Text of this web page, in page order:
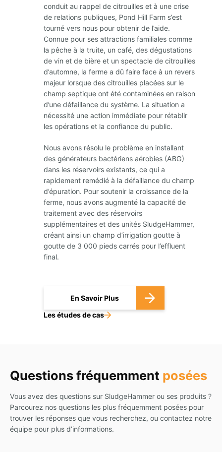
conduit au rappel de citrouilles et à une crise
de relations publiques, Pond Hill Farm s’est
tourné vers nous pour obtenir de l’aide.
Connue pour ses attractions familiales comme
la pêche à la truite, un café, des dégustations
de vin et de bière et un spectacle de citrouilles
d’automne, la ferme a dû faire face à un revers
majeur lorsque des citrouilles placées sur le
champ septique ont été contaminées en raison
d’une défaillance du système. La situation a
nécessité une action immédiate pour rétablir
les opérations et la confiance du public.
Nous avons résolu le problème en installant
des générateurs bactériens aérobies (ABG)
dans les réservoirs existants, ce qui a
rapidement remédié à la défaillance du champ
d’épuration. Pour soutenir la croissance de la
ferme, nous avons augmenté la capacité de
traitement avec des réservoirs
supplémentaires et des unités SludgeHammer,
créant ainsi un champ d’irrigation goutte à
goutte de 3 000 pieds carrés pour l’effluent
final.
En Savoir Plus
Les études de cas
Questions fréquemment posées
Vous avez des questions sur SludgeHammer ou ses produits ?
Parcourez nos questions les plus fréquemment posées pour
trouver les réponses que vous recherchez, ou contactez notre
équipe pour plus d’informations.